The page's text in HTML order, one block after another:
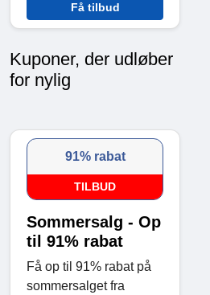
Få tilbud
Kuponer, der udløber
for nylig
91% rabat
TILBUD
Sommersalg - Op
til 91% rabat
Få op til 91% rabat på
sommersalget fra